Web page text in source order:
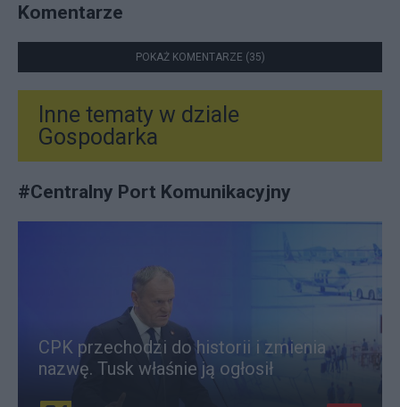
Komentarze
POKAŻ KOMENTARZE (35)
Inne tematy w dziale
Gospodarka
#Centralny Port Komunikacyjny
CPK przechodzi do historii i zmienia
nazwę. Tusk właśnie ją ogłosił